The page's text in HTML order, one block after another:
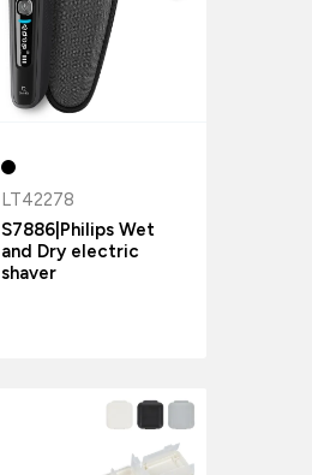
LT42278
S7886|Philips Wet
and Dry electric
shaver